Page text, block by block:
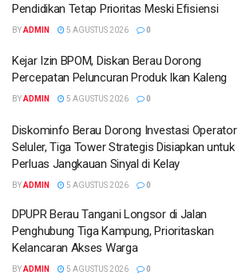
Pendidikan Tetap Prioritas Meski Efisiensi
BYADMIN 5 AGUSTUS 2026 0
Kejar Izin BPOM, Diskan Berau Dorong
Percepatan Peluncuran Produk Ikan Kaleng
BYADMIN 5 AGUSTUS 2026 0
Diskominfo Berau Dorong Investasi Operator
Seluler, Tiga Tower Strategis Disiapkan untuk
Perluas Jangkauan Sinyal di Kelay
BYADMIN 5 AGUSTUS 2026 0
DPUPR Berau Tangani Longsor di Jalan
Penghubung Tiga Kampung, Prioritaskan
Kelancaran Akses Warga
BYADMIN 5 AGUSTUS 2026 0